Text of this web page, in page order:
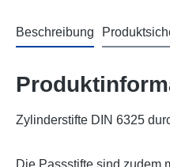
Beschreibung
Zylinderstifte DIN 6325
Die Passstifte sind zudem